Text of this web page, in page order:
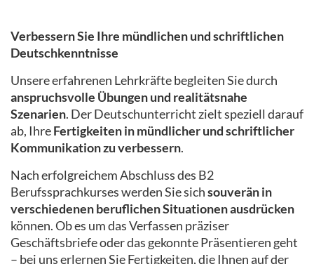
Verbessern Sie Ihre mündlichen und schriftlichen
Deutschkenntnisse
Unsere erfahrenen Lehrkräfte begleiten Sie durch
anspruchsvolle Übungen und realitätsnahe
Szenarien. Der Deutschunterricht zielt speziell darauf
ab, IhreFertigkeiten in mündlicher und schriftlicher
Kommunikation zu verbessern.
Nach erfolgreichem Abschluss des B2
Berufssprachkurses werden Sie sichsouverän in
verschiedenen beruflichen Situationen ausdrücken
können. Ob es um das Verfassen präziser
Geschäftsbriefe oder das gekonnte Präsentieren geht
– bei uns erlernen Sie Fertigkeiten, die Ihnen auf der